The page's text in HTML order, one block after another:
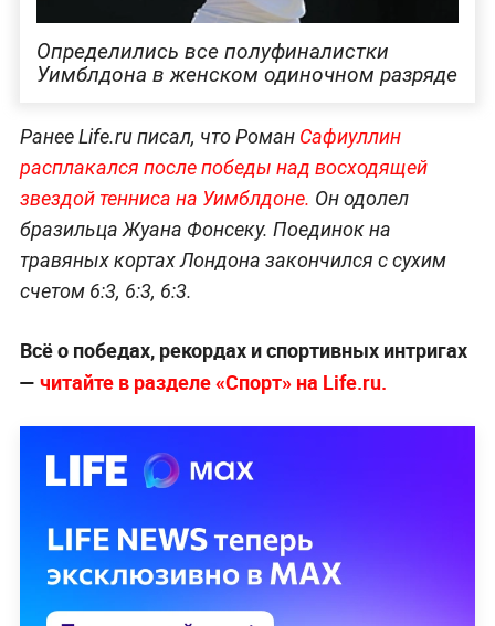
Определились все полуфиналистки
Уимблдона в женском одиночном разряде
Ранее Life.ru писал, что Роман Сафиуллин
расплакался после победы над восходящей
звездой тенниса на Уимблдоне. Он одолел
бразильца Жуана Фонсеку. Поединок на
травяных кортах Лондона закончился с сухим
счетом 6:3, 6:3, 6:3.
Всё о победах, рекордах и спортивных интригах
— читайте в разделе «Спорт» на Life.ru.